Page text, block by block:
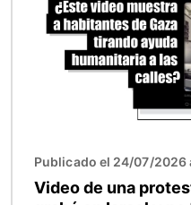
Publicado el 24/07/2026
Video de una